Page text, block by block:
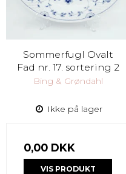
Sommerfugl Ovalt
Fad nr. 17. sortering 2
Bing & Grøndahl
Ikke på lager
0,00 DKK
VIS PRODUKT